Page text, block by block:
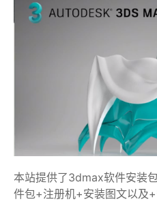
本站提供了3dmax软件安装
件包+注册机+安装图文以及+